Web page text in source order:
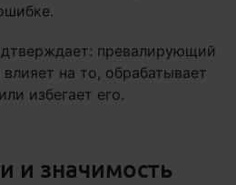
превалирующий
на то, обрабатывает
избегает его.
и значимость